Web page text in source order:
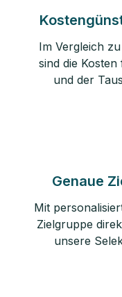
Im Vergleich
sind die
und der
Genaue
Mit
Zielgruppe
unsere